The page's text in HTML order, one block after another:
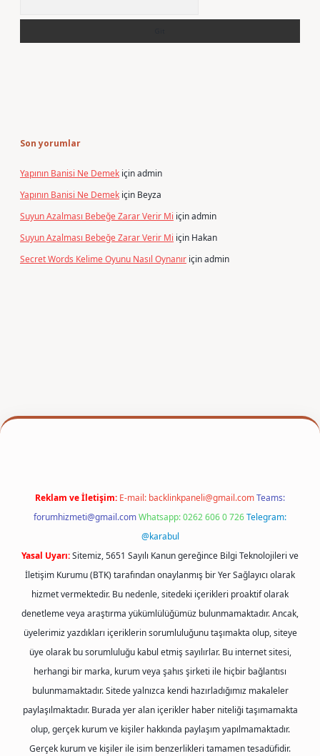
Son yorumlar
Yapının Banisi Ne Demek içinadmin
Yapının Banisi Ne Demek için Beyza
Suyun Azalması Bebeğe Zarar Verir Mi içinadmin
Suyun Azalması Bebeğe Zarar Verir Mi için Hakan
Secret Words Kelime Oyunu Nasıl Oynanır içinadmin
Reklam ve İletişim: E-mail: backlinkpaneli@gmail.comTeams:
forumhizmeti@gmail.comWhatsapp: 0262 606 0 726Telegram:
@karabul
Yasal Uyarı:Sitemiz, 5651 Sayılı Kanun gereğince Bilgi Teknolojileri ve
İletişim Kurumu (BTK) tarafından onaylanmış bir Yer Sağlayıcı olarak
hizmet vermektedir. Bu nedenle, sitedeki içerikleri proaktif olarak
denetleme veya araştırma yükümlülüğümüz bulunmamaktadır. Ancak,
üyelerimiz yazdıkları içeriklerin sorumluluğunu taşımakta olup, siteye
üye olarak bu sorumluluğu kabul etmiş sayılırlar. Bu internet sitesi,
herhangi bir marka, kurum veya şahıs şirketi ile hiçbir bağlantısı
bulunmamaktadır. Sitede yalnızca kendi hazırladığımız makaleler
paylaşılmaktadır. Burada yer alan içerikler haber niteliği taşımamakta
olup, gerçek kurum ve kişiler hakkında paylaşım yapılmamaktadır.
Gerçek kurum ve kişiler ile isim benzerlikleri tamamen tesadüfidir.